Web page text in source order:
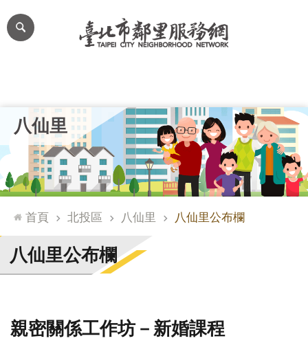
跳到主要內容區塊
網
站
台
通
臺
北
市
門
八仙里
首頁 北投區 八仙里 八仙里公布欄
八仙里公布欄
親密關係工作坊－新婚課程